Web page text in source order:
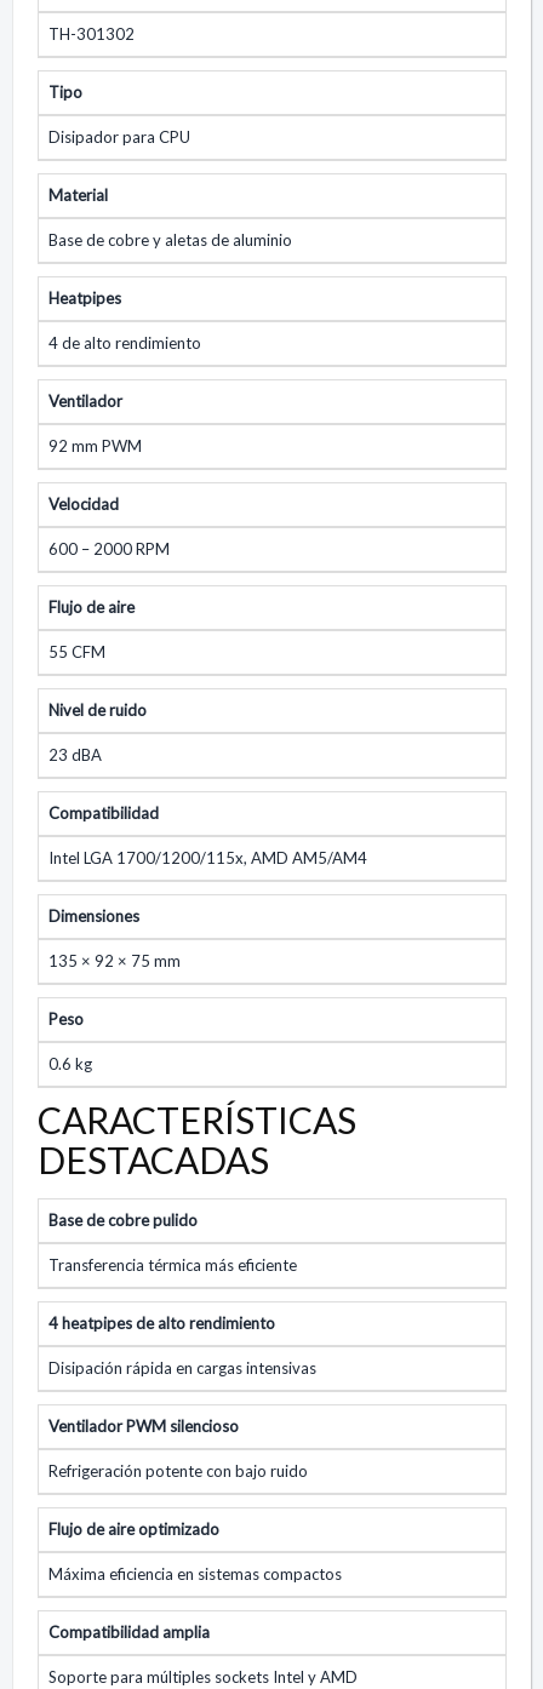
TH-301302
Tipo
Disipador para CPU
Material
Base de cobre y aletas de aluminio
Heatpipes
4 de alto rendimiento
Ventilador
92 mm PWM
Velocidad
600 – 2000 RPM
Flujo de aire
55 CFM
Nivel de ruido
23 dBA
Compatibilidad
Intel LGA 1700/1200/115x, AMD AM5/AM4
Dimensiones
135 × 92 × 75 mm
Peso
0.6 kg
CARACTERÍSTICAS
DESTACADAS
Base de cobre pulido
Transferencia térmica más eficiente
4 heatpipes de alto rendimiento
Disipación rápida en cargas intensivas
Ventilador PWM silencioso
Refrigeración potente con bajo ruido
Flujo de aire optimizado
Máxima eficiencia en sistemas compactos
Compatibilidad amplia
Soporte para múltiples sockets Intel y AMD